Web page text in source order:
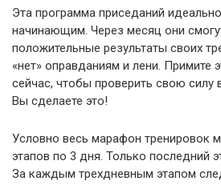
Эта программа приседаний
начинающим. Через месяц они
положительные результаты своих
«нет» оправданиям и лени. Примите
сейчас, чтобы проверить свою силу
Вы сделаете это!
Условно весь марафон тренировок
этапов по 3 дня. Только последний
За каждым трехдневным этапом